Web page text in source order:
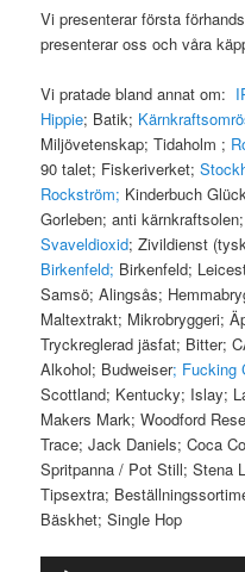
Vi presenterar första
presenterar oss och våra
Vi pratade bland annat om:
Hippie; Batik;
Miljövetenskap; Tidaholm ;
90 talet; Fiskeriverket;
Rockström; Kinderbuch
Gorleben; anti
Svaveldioxid; Zivildienst
Birkenfeld; Birkenfeld;
Samsö; Alingsås;
Maltextrakt; Mikrobryggeri;
Tryckreglerad jäsfat; Bitter;
Alkohol; Budweiser; Fucking
Scottland; Kentucky; Islay;
Makers Mark; Woodford
Trace; Jack Daniels; Coca
Spritpanna / Pot Still; Stena
Tipsextra;
Bäskhet; Single Hop